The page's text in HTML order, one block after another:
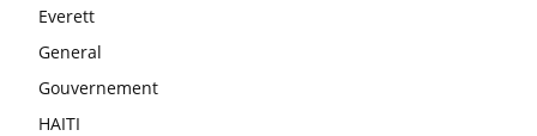
Everett
General
Gouvernement
HAITI